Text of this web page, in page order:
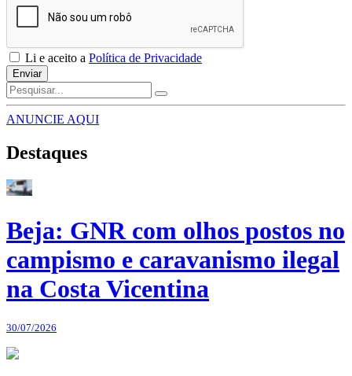
Li e aceito a Política de Privacidade
Enviar
ANUNCIE AQUI
Destaques
Beja: GNR com olhos postos no
campismo e caravanismo ilegal
na Costa Vicentina
30/07/2026